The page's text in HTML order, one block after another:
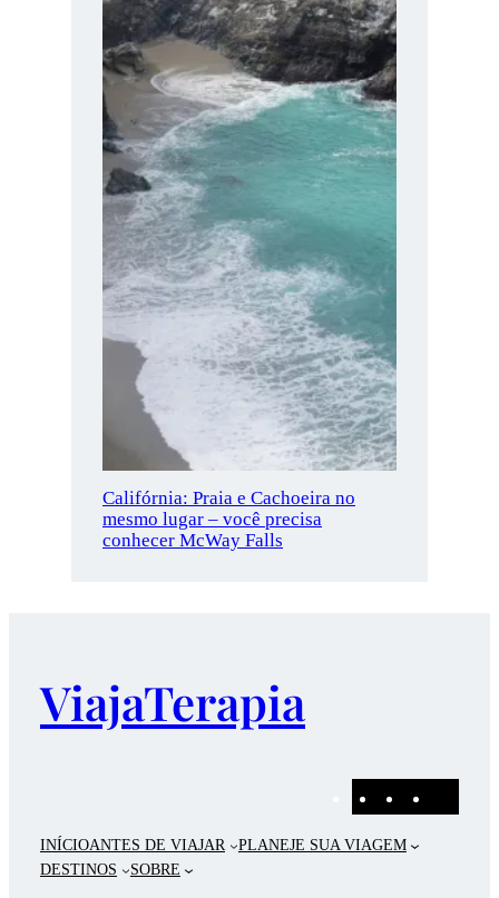
Califórnia: Praia e Cachoeira no
mesmo lugar – você precisa
conhecer McWay Falls
ViajaTerapia
PinterestInstagram
INÍCIOANTES DE VIAJAR
PLANEJE SUA VIAGEM
DESTINOS
SOBRE